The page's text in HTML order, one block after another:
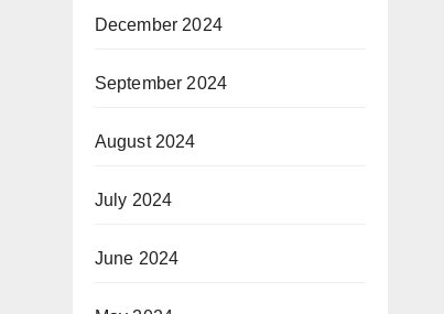
December 2024
September 2024
August 2024
July 2024
June 2024